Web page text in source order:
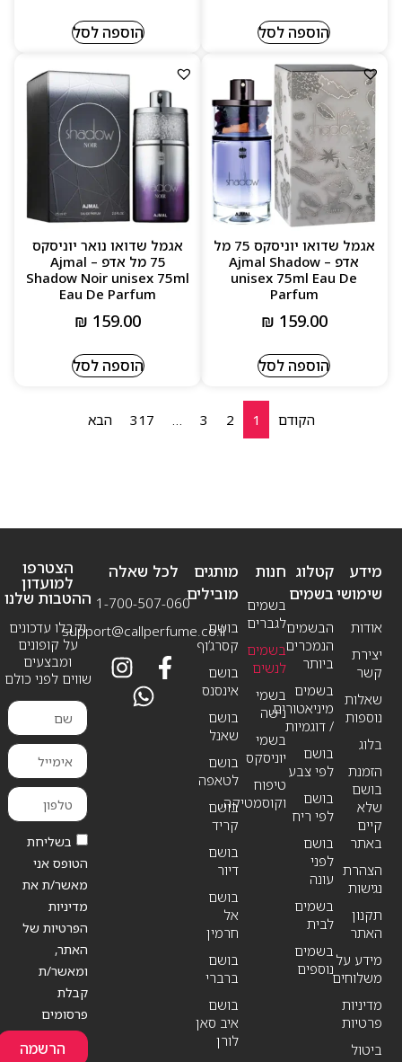
הוספה לסל הוספה לסל
אגמל שדואו יוניסקס 75 מל
אדפ – Ajmal Shadow
unisex 75ml Eau De
Parfum
₪ 159.00
הוספה לסל
אגמל שדואו נואר יוניסקס
75 מל אדפ – Ajmal
Shadow Noir unisex 75ml
Eau De Parfum
₪ 159.00
הוספה לסל
הקודם 1
2
3
317 הבא
מידע
שימושי
אודות
יצירת
קשר
שאלות
נוספות
בלוג
הזמנת
בושם
שלא
קיים
באתר
הצהרת
נגישות
תקנון
האתר
מידע על
משלוחים
מדיניות
פרטיות
ביטול
חנות
בשמים
לגברים
בשמים
לנשים
בשמי
נישה
בשמי
יוניסקס
טיפוח
וקוסמטיקה
קטלוג
בשמים
הבשמים
הנמכרים
ביותר
בשמים
מיניאטורים
/ דוגמיות
בושם
לפי צבע
בושם
לפי ריח
בושם
לפני
עונה
בשמים
לבית
בשמים
נוספים
מותגים
מובילים
בושם
קסרג’וף
בושם
אינסנס
בושם
שאנל
בושם
לטאפה
בושם
קריד
בושם
דיור
בושם
אל
חרמין
בושם
ברברי
בושם
איב סאן
לורן
לכל שאלה
1-700-507-060
support@callperfume.co.il
הצטרפו
למועדון
ההטבות שלנו
וקבלו עדכונים
על קופונים
ומבצעים
שווים לפני כולם
בשליחת
הטופס אני
מאשר/ת את
מדיניות
הפרטיות של
האתר,
ומאשר/ת
קבלת
פרסומים
הרשמה